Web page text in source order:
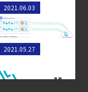
アクターが
としたランサムウェアを
[Beta] Prometheus
Write
2021.06.03
Sysdigの新機能 -
2021.05.27